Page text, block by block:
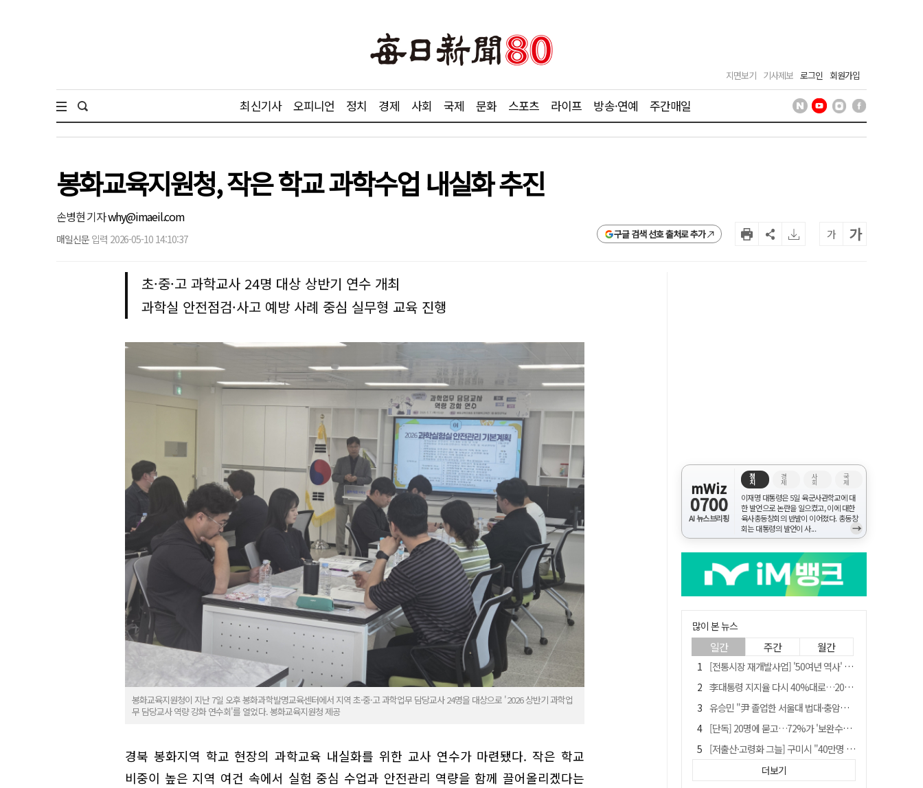
지면보기 기사제보 로그인 회원가입
최신기사 오피니언 정치 경제 사회 국제 문화 스포츠 라이프 방송·연예 주간매일
봉화교육지원청, 작은 학교 과학수업 내실화 추진
손병현 기자why@imaeil.com
매일신문 입력 2026-05-10 14:10:37 구글 검색 선호 출처로 추가 가 가
초·중·고 과학교사 24명 대상 상반기 연수 개최
과학실 안전점검·사고 예방 사례 중심 실무형 교육 진행
봉화교육지원청이 지난 7일 오후 봉화과학발명교육센터에서 지역 초·중·고 과학업무 담당교사 24명을 대상으로 '2026 상반기 과학업
무 담당교사 역량 강화 연수회'를 열었다. 봉화교육지원청 제공
경북 봉화지역 학교 현장의 과학교육 내실화를 위한 교사 연수가 마련됐다. 작은 학교
비중이 높은 지역 여건 속에서 실험 중심 수업과 안전관리 역량을 함께 끌어올리겠다는
mWiz
0700
AI 뉴스브리핑
정
치
경
제
사
회
국
제
이재명 대통령은 5일 육군사관학교에 대
한 발언으로 논란을 일으켰고, 이에 대한
육사총동창회의 반발이 이어졌다. 총동창
회는 대통령의 발언이 사...
→
많이 본 뉴스
일간 주간 월간
[전통시장 재개발사업] '50여년 역사' 수성시장 자리에 25층 주상복합 들어선다
李대통령 지지율 다시 40%대로…20대는 18.8%p 급락
유승민 "尹 졸업한 서울대 법대·충암고도 없애야"…李 육사 통합 직격
[단독] 20명에 묻고…72%가 '보완수사권 폐지'?
[저출산·고령화 그늘] 구미시 "40만명 사수" 고령군 "3만명대 회복"
[전통시장 재개발사업] 신천시장 재개발, 준공 후에도 소송전
더보기